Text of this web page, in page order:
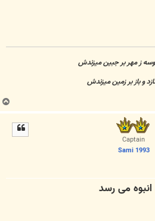
ز مهر بر جبین میزندش
و باز بر زمین میزندش
Captain
Sami 1993